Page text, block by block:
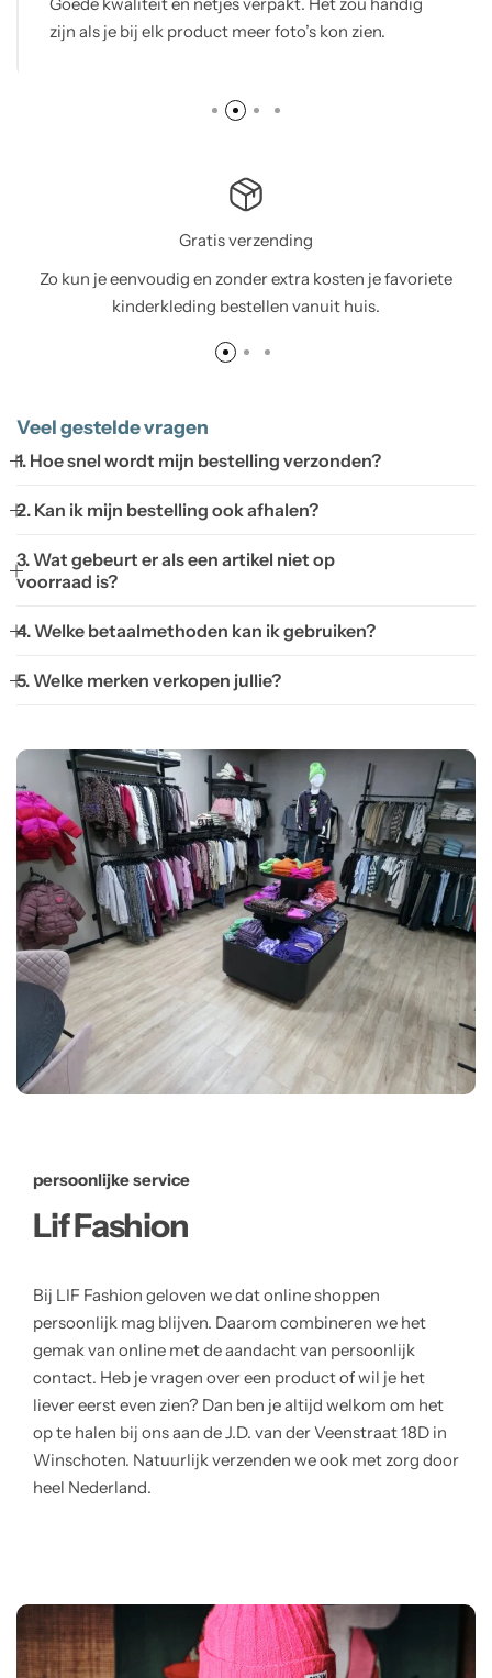
Goede kwaliteit en netjes verpakt. Het zou handig
zijn als je bij elk product meer foto’s kon zien.
Gratis verzending
Zo kun je eenvoudig en zonder extra kosten je favoriete
kinderkleding bestellen vanuit huis.
Veel gestelde vragen
1. Hoe snel wordt mijn bestelling verzonden?
2. Kan ik mijn bestelling ook afhalen?
3. Wat gebeurt er als een artikel niet op
voorraad is?
4. Welke betaalmethoden kan ik gebruiken?
5. Welke merken verkopen jullie?
persoonlijke service
Lif Fashion
Bij LIF Fashion geloven we dat online shoppen
persoonlijk mag blijven. Daarom combineren we het
gemak van online met de aandacht van persoonlijk
contact. Heb je vragen over een product of wil je het
liever eerst even zien? Dan ben je altijd welkom om het
op te halen bij ons aan de J.D. van der Veenstraat 18D in
Winschoten. Natuurlijk verzenden we ook met zorg door
heel Nederland.